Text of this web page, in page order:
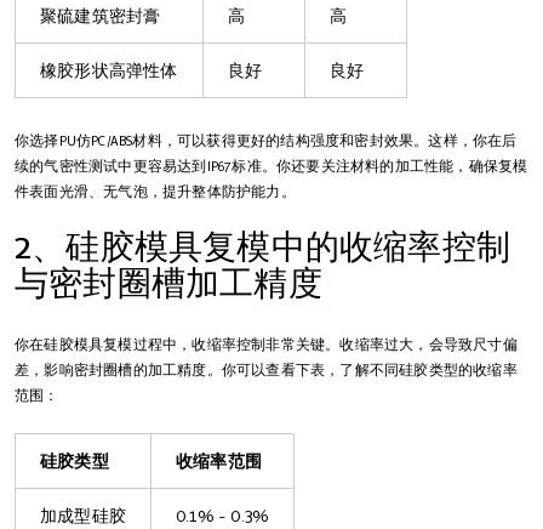
聚硫建筑密封膏 高 高
橡胶形状高弹性体 良好 良好
你选择PU仿PC/ABS材料，可以获得更好的结构强度和密封效果。这样，你在后
续的气密性测试中更容易达到IP67标准。你还要关注材料的加工性能，确保复模
件表面光滑、无气泡，提升整体防护能力。
2、硅胶模具复模中的收缩率控制
与密封圈槽加工精度
你在硅胶模具复模过程中，收缩率控制非常关键。收缩率过大，会导致尺寸偏
差，影响密封圈槽的加工精度。你可以查看下表，了解不同硅胶类型的收缩率
范围：
硅胶类型 收缩率范围
加成型硅胶 0.1% - 0.3%